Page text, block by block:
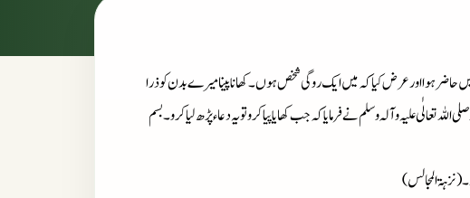
حاضر ہوا اور عرض کیا کہ میں ایک روگی شخص ہوں۔ کھانا پینا میرے بدن کو ذرا
تعالٰی علیہ وآلہ وسلم نے فرمایا کہ جب کھایا پیا کرو تو یہ دعاء پڑھ لیا کرو۔بسم
(نزہۃ المجالس)